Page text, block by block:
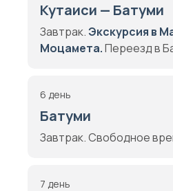
Кутаиси — Батуми
Завтрак.Экскурсия в
Моцамета.Переезд в
6 день
Батуми
Завтрак. Свободное
7 день